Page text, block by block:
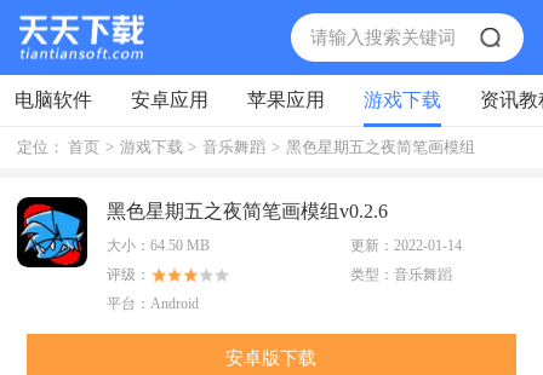
电脑软件 安卓应用 苹果应用 游戏下载 资讯教
定位： 首页 > 游戏下载 > 音乐舞蹈 > 黑色星期五之夜简笔画模组
黑色星期五之夜简笔画模组v0.2.6
大小： 64.50 MB 更新： 2022-01-14
评级：
类型： 音乐舞蹈
平台： Android
安卓版下载